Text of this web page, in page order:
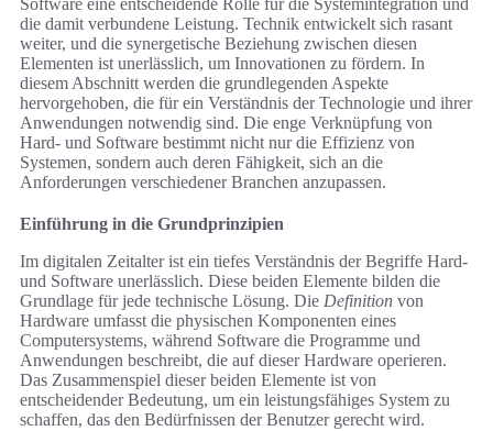
Software eine entscheidende Rolle für die Systemintegration und
die damit verbundene Leistung. Technik entwickelt sich rasant
weiter, und die synergetische Beziehung zwischen diesen
Elementen ist unerlässlich, um Innovationen zu fördern. In
diesem Abschnitt werden die grundlegenden Aspekte
hervorgehoben, die für ein Verständnis der Technologie und ihrer
Anwendungen notwendig sind. Die enge Verknüpfung von
Hard- und Software bestimmt nicht nur die Effizienz von
Systemen, sondern auch deren Fähigkeit, sich an die
Anforderungen verschiedener Branchen anzupassen.
Einführung in die Grundprinzipien
Im digitalen Zeitalter ist ein tiefes Verständnis der Begriffe Hard-
und Software unerlässlich. Diese beiden Elemente bilden die
Grundlage für jede technische Lösung. Die Definition von
Hardware umfasst die physischen Komponenten eines
Computersystems, während Software die Programme und
Anwendungen beschreibt, die auf dieser Hardware operieren.
Das Zusammenspiel dieser beiden Elemente ist von
entscheidender Bedeutung, um ein leistungsfähiges System zu
schaffen, das den Bedürfnissen der Benutzer gerecht wird.